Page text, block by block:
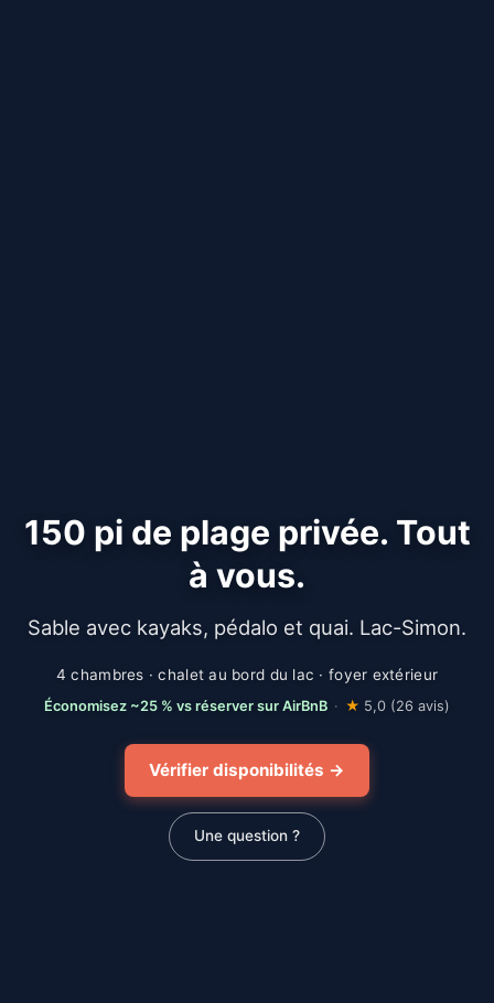
150 pi de plage privée. Tout
à vous.
Sable avec kayaks, pédalo et quai. Lac-Simon.
4 chambres · chalet au bord du lac · foyer extérieur
Économisez ~25 % vs réserver sur AirBnB · ★ 5,0 (26 avis)
Vérifier disponibilités →
Une question ?